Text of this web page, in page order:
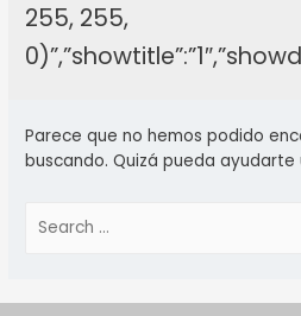
255, 255,
Parece que no hemos podido
buscando. Quizá pueda ayudarte